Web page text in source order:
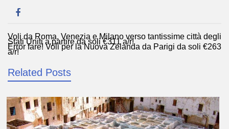
Navigazione
articoli
Voli da Roma, Venezia e Milano verso tantissime città degli
Stati Uniti a partire da soli €311 a/r!
Error fare! Voli per la Nuova Zelanda da Parigi da soli €263
a/r!
Related Posts